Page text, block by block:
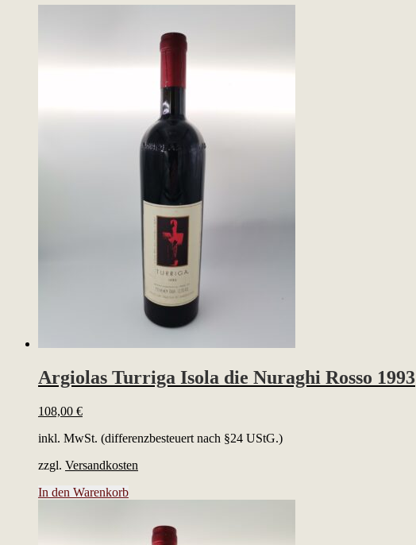
Argiolas Turriga Isola die Nuraghi Rosso 1993
108,00 €
inkl. MwSt. (differenzbesteuert nach §24 UStG.)
zzgl. Versandkosten
In den Warenkorb